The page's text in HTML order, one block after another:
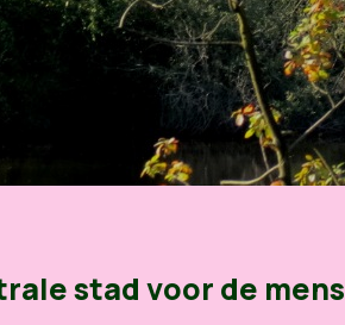
stad voor de mens